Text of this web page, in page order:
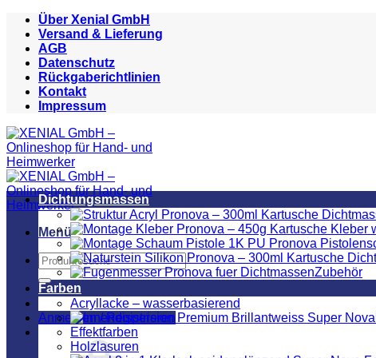
Zum
Inhalt
springen
Über Xenial GmbH
Versand & Lieferung
AGB
Datenschutz
Rückgaberichtlinien
Kontakt
Impressum
Menü
Suchen
nach:
Anmelden / Registrieren
Dichtungsmassen
Zubehör
Farben
Acryllacke – wasserbasierend
Effektfarben
Holzlasuren